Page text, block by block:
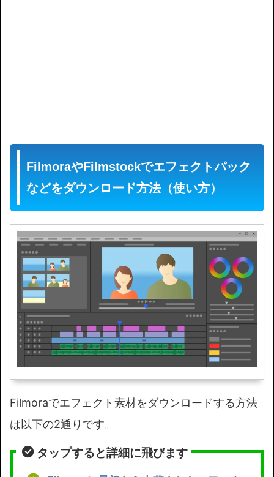
FilmoraやFilmstockでエフェクトパック
などをダウンロード方法（使い方）
Filmoraでエフェクト素材をダウンロードする方法
は以下の2通りです。
タップすると詳細に飛びます